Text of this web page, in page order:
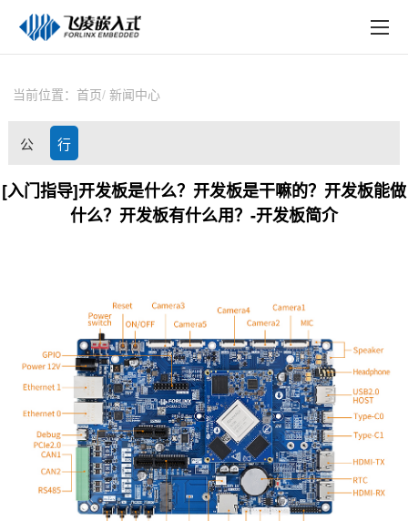
技术与支持
在线文档
淘宝商城
新闻中心
技术论坛
在线购买
当前位置： 首页 新闻中心
公
司
行
业
[入门指导]开发板是什么？开发板是干嘛的？开发板能做
什么？开发板有什么用？-开发板简介